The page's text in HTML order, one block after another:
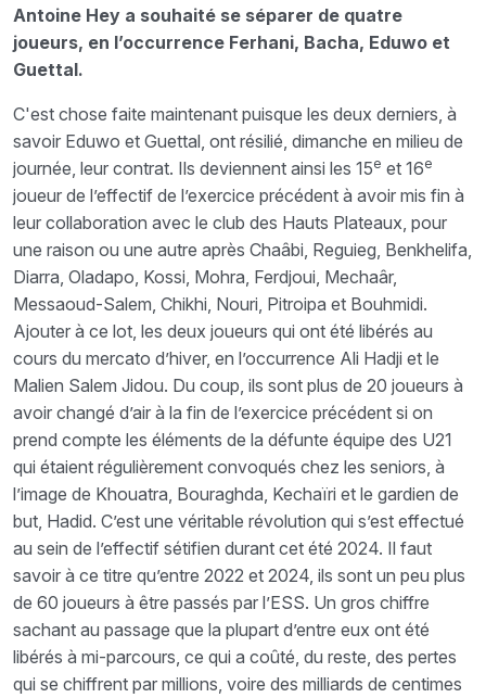
Antoine Hey a souhaité se séparer de quatre
joueurs, en l’occurrence Ferhani, Bacha, Eduwo et
Guettal.
C'est chose faite maintenant puisque les deux derniers, à
savoir Eduwo et Guettal, ont résilié, dimanche en milieu de
journée, leur contrat. Ils deviennent ainsi les 15e et 16e
joueur de l’effectif de l’exercice précédent à avoir mis fin à
leur collaboration avec le club des Hauts Plateaux, pour
une raison ou une autre après Chaâbi, Reguieg, Benkhelifa,
Diarra, Oladapo, Kossi, Mohra, Ferdjoui, Mechaâr,
Messaoud-Salem, Chikhi, Nouri, Pitroipa et Bouhmidi.
Ajouter à ce lot, les deux joueurs qui ont été libérés au
cours du mercato d’hiver, en l’occurrence Ali Hadji et le
Malien Salem Jidou. Du coup, ils sont plus de 20 joueurs à
avoir changé d’air à la fin de l’exercice précédent si on
prend compte les éléments de la défunte équipe des U21
qui étaient régulièrement convoqués chez les seniors, à
l’image de Khouatra, Bouraghda, Kechaïri et le gardien de
but, Hadid. C’est une véritable révolution qui s’est effectué
au sein de l’effectif sétifien durant cet été 2024. Il faut
savoir à ce titre qu’entre 2022 et 2024, ils sont un peu plus
de 60 joueurs à être passés par l’ESS. Un gros chiffre
sachant au passage que la plupart d’entre eux ont été
libérés à mi-parcours, ce qui a coûté, du reste, des pertes
qui se chiffrent par millions, voire des milliards de centimes